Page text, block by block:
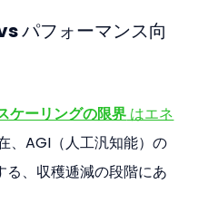
パフォーマンス向
ケーリングの限界 はエネ
、AGI（人工汎知能）の
、収穫逓減の段階にあ